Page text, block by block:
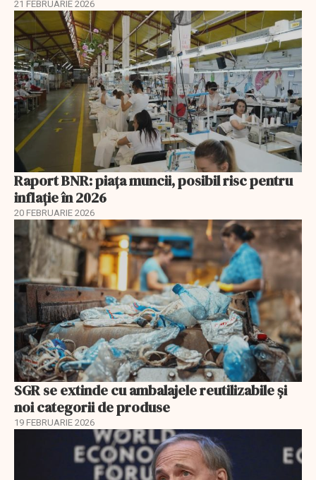
21 FEBRUARIE 2026
Raport BNR: piața muncii, posibil risc pentru
inflație în 2026
20 FEBRUARIE 2026
SGR se extinde cu ambalajele reutilizabile și
noi categorii de produse
19 FEBRUARIE 2026